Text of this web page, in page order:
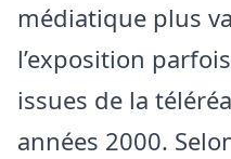
médiatique plus
l’exposition
issues de la
années 2000.